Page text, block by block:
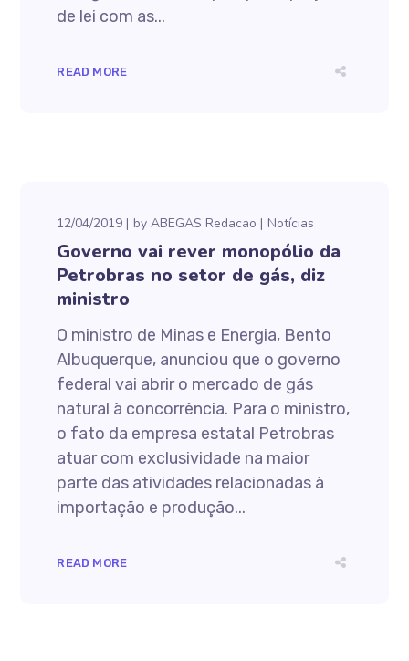
de lei com as...
READ MORE
12/04/2019 byABEGAS Redacao Notícias
Governo vai rever monopólio da
Petrobras no setor de gás, diz
ministro
O ministro de Minas e Energia, Bento
Albuquerque, anunciou que o governo
federal vai abrir o mercado de gás
natural à concorrência. Para o ministro,
o fato da empresa estatal Petrobras
atuar com exclusividade na maior
parte das atividades relacionadas à
importação e produção...
READ MORE